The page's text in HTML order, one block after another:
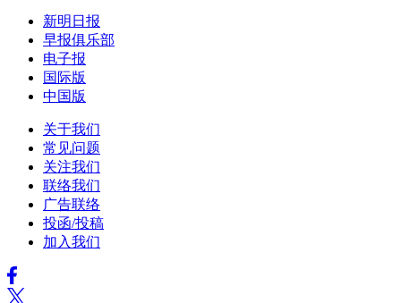
新明日报
早报俱乐部
电子报
国际版
中国版
关于我们
常见问题
关注我们
联络我们
广告联络
投函/投稿
加入我们